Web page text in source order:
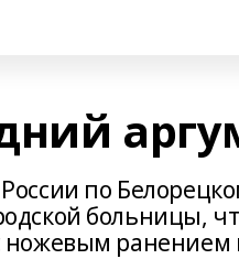
по
больницы,
ранением